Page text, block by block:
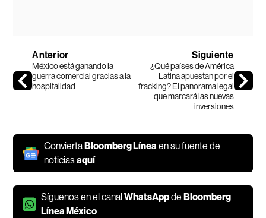
Anterior
México está ganando la
guerra comercial gracias a la
hospitalidad
Siguiente
¿Qué países de América
Latina apuestan por el
fracking? El panorama legal
que marcará las nuevas
inversiones
Convierta Bloomberg Líneaen su fuente de
noticiasaquí
Síguenos en el canalWhatsAppde Bloomberg
Línea México